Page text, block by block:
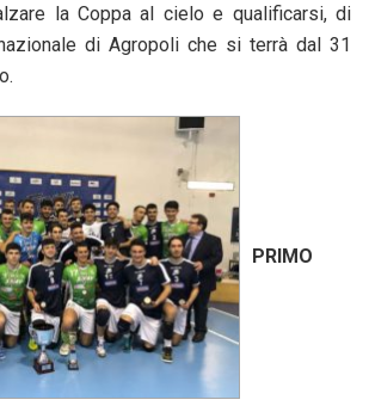
la Coppa al cielo e qualificarsi, di
di Agropoli che si terrà dal 31
PRIMO